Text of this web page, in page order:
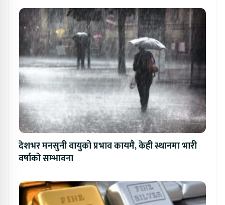
देशभर मनसुनी वायुको प्रभाव कायमै, केही स्थानमा भारी
वर्षाको सम्भावना